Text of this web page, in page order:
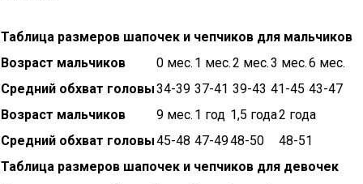
Таблица размеров шапочек и чепчиков для мальчиков
Возраст мальчиков
0 мес. 1 мес.2 мес.3 мес.6 мес.
Средний обхват головы34-39 37-41 39-43 41-45 43-47
Возраст мальчиков
9 мес. 1 год 1,5 года2 года
Средний обхват головы45-48 47-4948-50
48-51
Таблица размеров шапочек и чепчиков для девочек